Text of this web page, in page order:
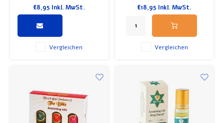
Pflanzen aus den Bergen
Jerusalems. Inhalt 10ml. Flasche
€8,95 Inkl. MwSt.
Vergleichen
€18,95 Inkl. MwSt.
Vergleichen